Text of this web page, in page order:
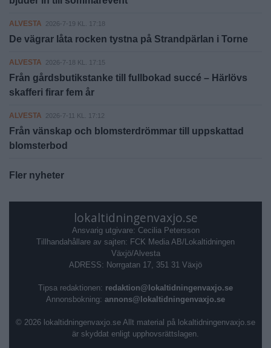
ALVESTA 2026-7-19 KL. 17:18
De vägrar låta rocken tystna på Strandpärlan i Torne
ALVESTA 2026-7-18 KL. 17:15
Från gårdsbutikstanke till fullbokad succé – Härlövs
skafferi firar fem år
ALVESTA 2026-7-11 KL. 17:12
Från vänskap och blomsterdrömmar till uppskattad
blomsterbod
Fler nyheter
lokaltidningenvaxjo.se
Ansvarig utgivare: Cecilia Petersson
Tillhandahållare av sajten: FCK Media AB/Lokaltidningen
Växjö/Alvesta
ADRESS: Norrgatan 17, 351 31 Växjö
Tipsa redaktionen: redaktion@lokaltidningenvaxjo.se
Annonsbokning: annons@lokaltidningenvaxjo.se
© 2026 lokaltidningenvaxjo.se Allt material på lokaltidningenvaxjo.se
är skyddat enligt upphovsrättslagen.